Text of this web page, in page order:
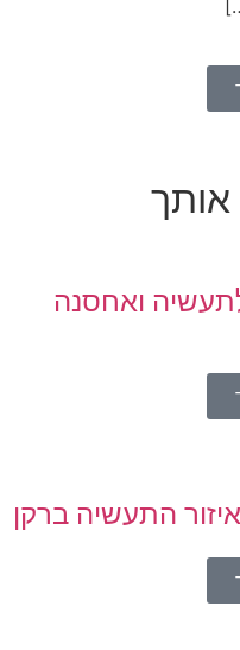
דונם לתעשיה ואחסנה
התעשיה ברקן